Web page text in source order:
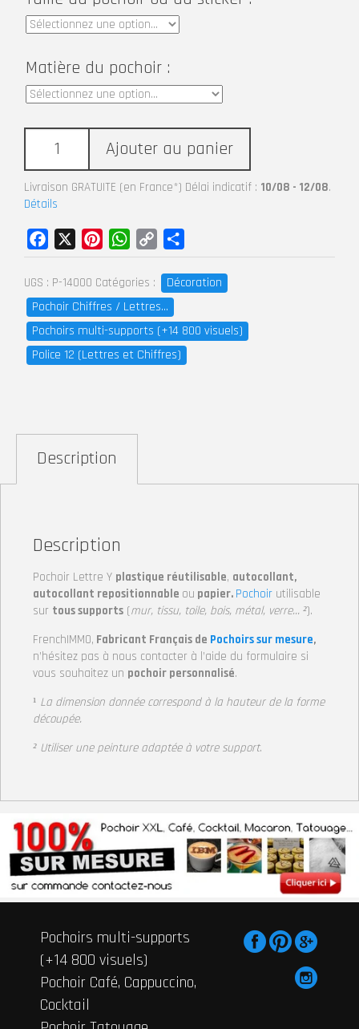
Matière du pochoir :
Ajouter au panier
Livraison GRATUITE (en France*) Délai indicatif : 10/08 - 12/08.
Détails
UGS : P-14000 Catégories :
Décoration
Pochoir Chiffres / Lettres...
Pochoirs multi-supports (+14 800 visuels)
Police 12 (Lettres et Chiffres)
Facebook PinterestWhatsApp
Copy
Link
Description
Description
Pochoir Lettre Y plastique réutilisable, autocollant,
autocollant repositionnable ou papier. Pochoir utilisable
sur tous supports (mur, tissu, toile, bois, métal, verre… ²).
FrenchIMMO, Fabricant Français de Pochoirs sur mesure,
n’hésitez pas à nous contacter à l’aide du formulaire si
vous souhaitez un pochoir personnalisé.
¹ La dimension donnée correspond à la hauteur de la forme
découpée.
² Utiliser une peinture adaptée à votre support.
Pochoirs multi-supports
(+14 800 visuels)
Pochoir Café, Cappuccino,
Cocktail